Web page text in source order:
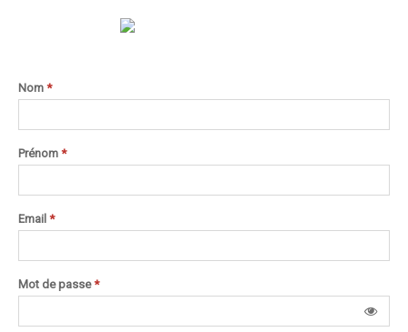
Nom *
Prénom *
Email *
Mot de passe*